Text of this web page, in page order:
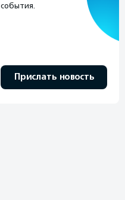
события.
Прислать новость